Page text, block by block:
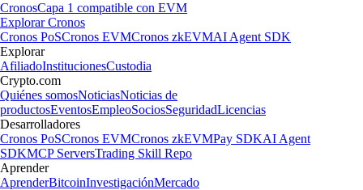
CronosCapa 1 compatible con EVM
Explorar Cronos
Cronos PoSCronos EVMCronos zkEVMAI Agent SDK
Explorar
AfiliadoInstitucionesCustodia
Crypto.com
Quiénes somosNoticiasNoticias de
productosEventosEmpleoSociosSeguridadLicencias
Desarrolladores
Cronos PoSCronos EVMCronos zkEVMPay SDKAI Agent
SDKMCP ServersTrading Skill Repo
Aprender
AprenderBitcoinInvestigaciónMercado